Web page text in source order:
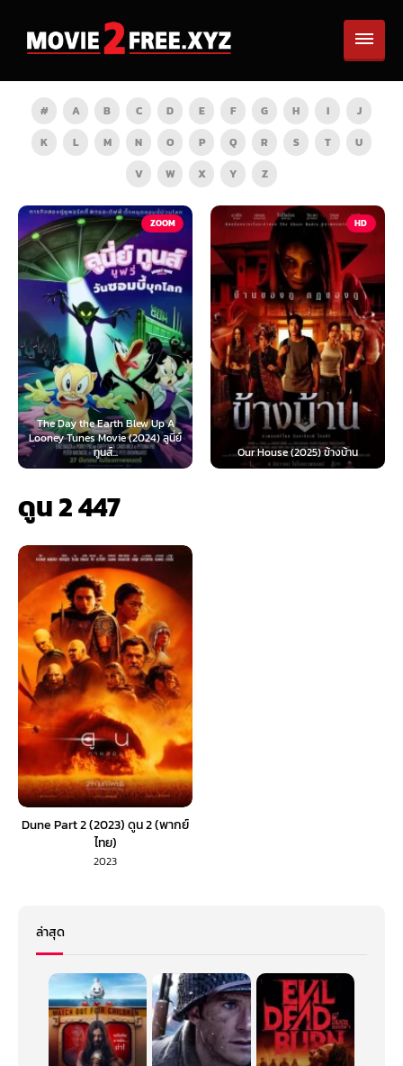
# A B C D E F G H I
J
K
L M N O P Q R S T
U
V
W X Y Z
ZOOM
Blew Up A
(2024) ลูนี่ย์
HD
Our House (2025) ข้างบ้าน
TV
Teach You a Lesson
นี้ต้องโดนสั่งส
ดูน 2 447
Dune Part 2 (2023) ดูน 2 (พากย์
ไทย)
2023
ล่าสุด